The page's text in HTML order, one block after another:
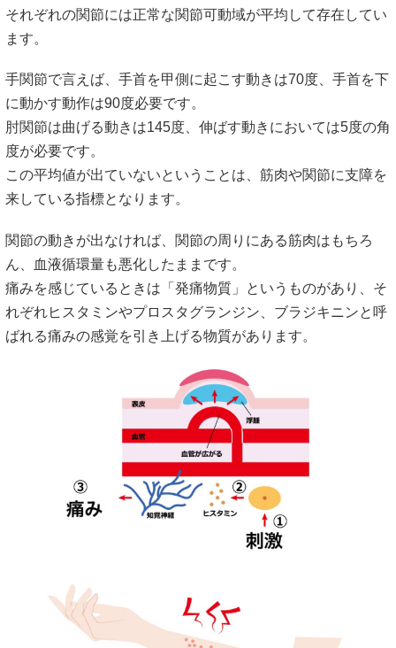
それぞれの関節には正常な関節可動域が平均して存在してい
ます。
手関節で言えば、手首を甲側に起こす動きは70度、手首を下
に動かす動作は90度必要です。
肘関節は曲げる動きは145度、伸ばす動きにおいては5度の角
度が必要です。
この平均値が出ていないということは、筋肉や関節に支障を
来している指標となります。
関節の動きが出なければ、関節の周りにある筋肉はもちろ
ん、血液循環量も悪化したままです。
痛みを感じているときは「発痛物質」というものがあり、そ
れぞれヒスタミンやプロスタグランジン、ブラジキニンと呼
ばれる痛みの感覚を引き上げる物質があります。